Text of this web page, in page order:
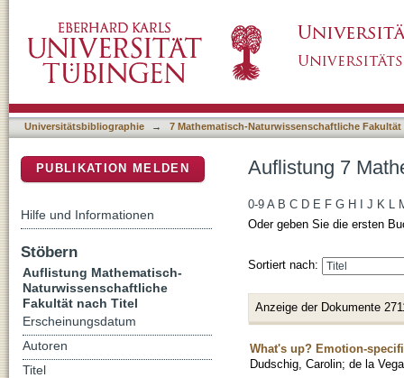
Universitätsbibliographie → 7 Mathematisch-Naturwissenschaftliche Fakultät
Auflistung 7
0-9 A B C D E F G H J K L
Oder geben Sie die ersten
Sortiert nach:
Anzeige der Dokumente
What's up? Emotion-
Dudschig, Carolin; de la
PUBLIKATION MELDEN
Hilfe und Informationen
Stöbern
Auflistung Mathematisch-
Naturwissenschaftliche
Fakultät nach Titel
Erscheinungsdatum
Autoren
Titel